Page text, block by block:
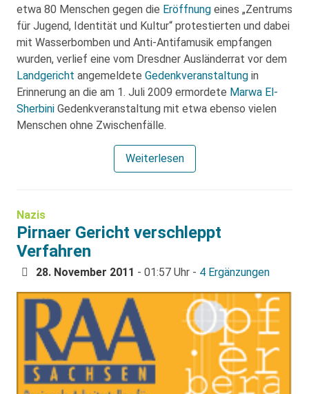
etwa 80 Menschen gegen die Eröffnung eines „Zentrums
für Jugend, Identität und Kultur“ protestierten und dabei
mit Wasserbomben und Anti-Antifamusik empfangen
wurden, verlief eine vom Dresdner Ausländerrat vor dem
Landgericht angemeldete Gedenkveranstaltung in
Erinnerung an die am 1. Juli 2009 ermordete Marwa El-
Sherbini Gedenkveranstaltung mit etwa ebenso vielen
Menschen ohne Zwischenfälle.
Weiterlesen
Nazis
Pirnaer Gericht verschleppt
Verfahren
28. November 2011 - 01:57 Uhr - 4 Ergänzungen